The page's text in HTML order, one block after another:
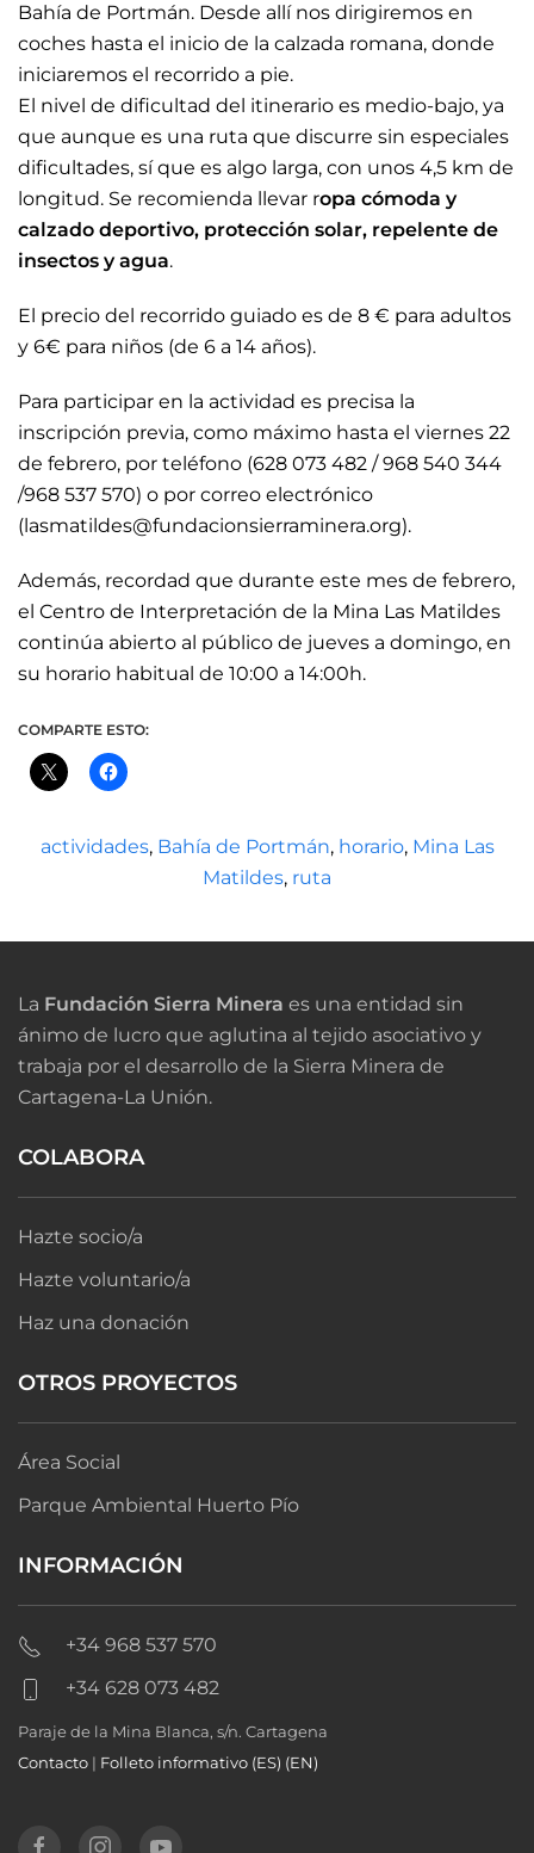
Bahía de Portmán. Desde allí nos dirigiremos en
coches hasta el inicio de la calzada romana, donde
iniciaremos el recorrido a pie.
El nivel de dificultad del itinerario es medio-bajo, ya
que aunque es una ruta que discurre sin especiales
dificultades, sí que es algo larga, con unos 4,5 km de
longitud. Se recomienda llevar ropa cómoda y
calzado deportivo, protección solar, repelente de
insectos y agua.
El precio del recorrido guiado es de 8 € para adultos
y 6€ para niños (de 6 a 14 años).
Para participar en la actividad es precisa la
inscripción previa, como máximo hasta el viernes 22
de febrero, por teléfono (628 073 482 / 968 540 344
/968 537 570) o por correo electrónico
(lasmatildes@fundacionsierraminera.org).
Además, recordad que durante este mes de febrero,
el Centro de Interpretación de la Mina Las Matildes
continúa abierto al público de jueves a domingo, en
su horario habitual de 10:00 a 14:00h.
COMPARTE ESTO:
actividades, Bahía de Portmán, horario, Mina Las
Matildes, ruta
La Fundación Sierra Minera es una entidad sin
ánimo de lucro que aglutina al tejido asociativo y
trabaja por el desarrollo de la Sierra Minera de
Cartagena-La Unión.
COLABORA
Hazte socio/a
Hazte voluntario/a
Haz una donación
OTROS PROYECTOS
Área Social
Parque Ambiental Huerto Pío
INFORMACIÓN
+34 968 537 570
+34 628 073 482
Paraje de la Mina Blanca, s/n. Cartagena
Contacto | Folleto informativo (ES) (EN)